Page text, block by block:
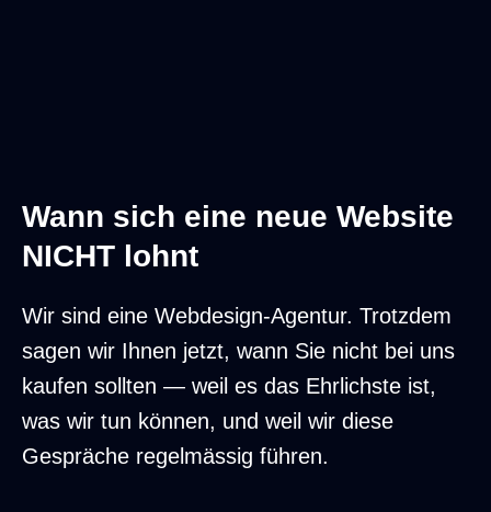
Wann sich eine neue Website
NICHT lohnt
Wir sind eine Webdesign-Agentur. Trotzdem
sagen wir Ihnen jetzt, wann Sie nicht bei uns
kaufen sollten — weil es das Ehrlichste ist,
was wir tun können, und weil wir diese
Gespräche regelmässig führen.